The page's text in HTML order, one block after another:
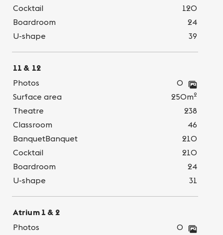
Cocktail
120
Boardroom
24
U-shape
39
11 & 12
Photos
0
Surface area
250m2
Theatre
238
Classroom
46
BanquetBanquet
210
Cocktail
210
Boardroom
24
U-shape
31
Atrium 1 & 2
Photos
0